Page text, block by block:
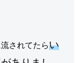
されてたらい